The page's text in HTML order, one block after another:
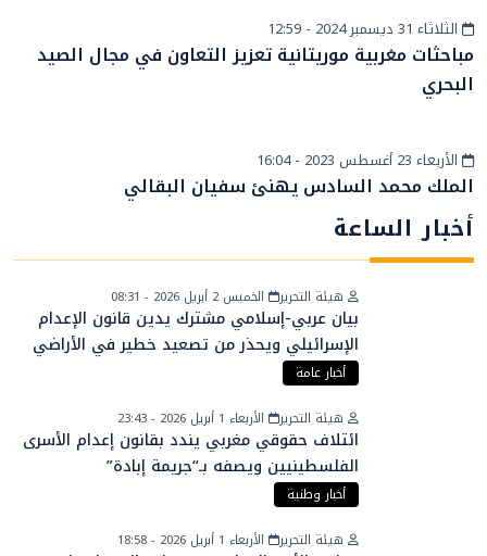
دولي
الثلاثاء 31 ديسمبر 2024 - 12:59
مباحثات مغربية موريتانية تعزيز التعاون في مجال الصيد
البحري
المزيد
الأربعاء 23 أغسطس 2023 - 16:04
الملك محمد السادس يهنئ سفيان البقالي
أخبار الساعة
هيئة التحرير الخميس 2 أبريل 2026 - 08:31
بيان عربي-إسلامي مشترك يدين قانون الإعدام
الإسرائيلي ويحذر من تصعيد خطير في الأراضي
الفلسطينية
أخبار عامة
هيئة التحرير
الأربعاء 1 أبريل 2026 - 23:43
ائتلاف حقوقي مغربي يندد بقانون إعدام الأسرى
الفلسطينيين ويصفه بـ“جريمة إبادة”
أخبار وطنية
هيئة التحرير
الأربعاء 1 أبريل 2026 - 18:58